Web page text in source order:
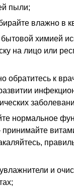
пыли;
влажно в
химией
на лицо или
обратитесь к
нормальное
принимайте
и